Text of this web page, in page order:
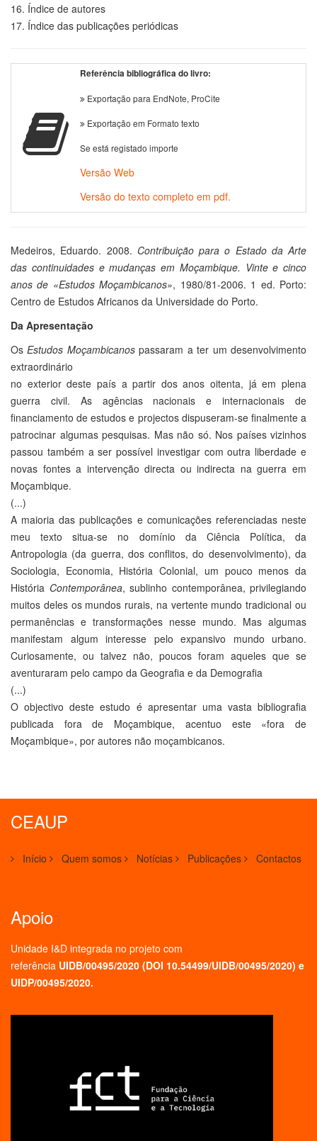
16. Índice de autores
17. Índice das publicações periódicas
Referência bibliográfica do livro:
Exportação para EndNote, ProCite
Exportação em Formato texto
Se está registado importe
Versão Web
Versão do texto completo em pdf.
Medeiros, Eduardo. 2008. Contribuição para o Estado da Arte
das continuidades e mudanças em Moçambique. Vinte e cinco
anos de «Estudos Moçambicanos», 1980/81-2006. 1 ed. Porto:
Centro de Estudos Africanos da Universidade do Porto.
Da Apresentação
Os Estudos Moçambicanos passaram a ter um desenvolvimento
extraordinário
no exterior deste país a partir dos anos oitenta, já em plena
guerra civil. As agências nacionais e internacionais de
financiamento de estudos e projectos dispuseram-se finalmente a
patrocinar algumas pesquisas. Mas não só. Nos países vizinhos
passou também a ser possível investigar com outra liberdade e
novas fontes a intervenção directa ou indirecta na guerra em
Moçambique.
(...)
A maioria das publicações e comunicações referenciadas neste
meu texto situa-se no domínio da Ciência Política, da
Antropologia (da guerra, dos conflitos, do desenvolvimento), da
Sociologia, Economia, História Colonial, um pouco menos da
História Contemporânea, sublinho contemporânea, privilegiando
muitos deles os mundos rurais, na vertente mundo tradicional ou
permanências e transformações nesse mundo. Mas algumas
manifestam algum interesse pelo expansivo mundo urbano.
Curiosamente, ou talvez não, poucos foram aqueles que se
aventuraram pelo campo da Geografia e da Demografia
(...)
O objectivo deste estudo é apresentar uma vasta bibliografia
publicada fora de Moçambique, acentuo este «fora de
Moçambique», por autores não moçambicanos.
CEAUP
Início Quem somos Notícias Publicações Contactos
Apoio
Unidade I&D integrada no projeto com
referência UIDB/00495/2020 (DOI 10.54499/UIDB/00495/2020) e
UIDP/00495/2020.